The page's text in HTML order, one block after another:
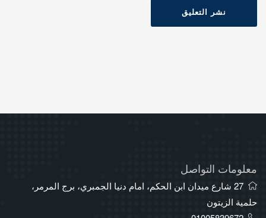
نشر التعليق
معلومات التواصل
27 شارع ميدان ابن الحكم، امام دنيا الجمبري، برج المرمر،
حلمية الزيتون